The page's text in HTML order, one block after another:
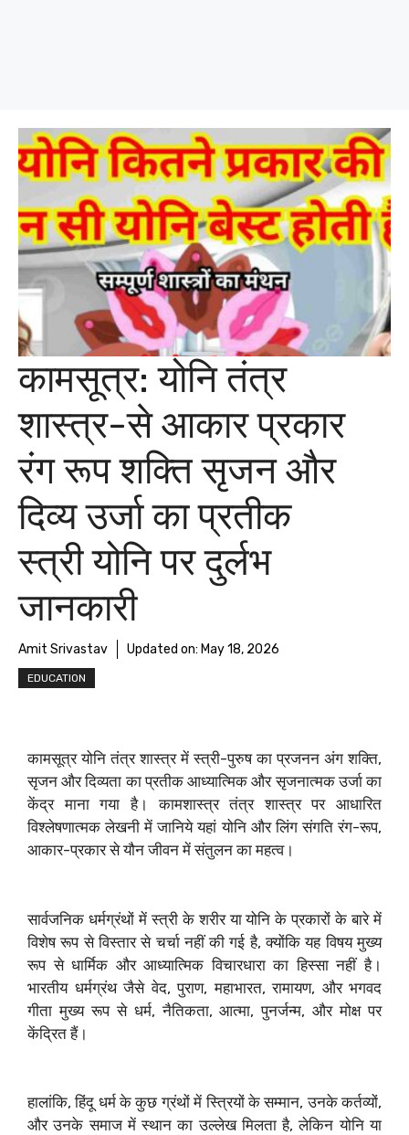
कामसूत्र: योनि तंत्र
शास्त्र-से आकार प्रकार
रंग रूप शक्ति सृजन और
दिव्य उर्जा का प्रतीक
स्त्री योनि पर दुर्लभ
जानकारी
Amit Srivastav Updated on: May 18, 2026
EDUCATION
कामसूत्र योनि तंत्र शास्त्र में स्त्री-पुरुष का प्रजनन अंग शक्ति,
सृजन और दिव्यता का प्रतीक आध्यात्मिक और सृजनात्मक उर्जा का
केंद्र माना गया है। कामशास्त्र तंत्र शास्त्र पर आधारित
विश्लेषणात्मक लेखनी में जानिये यहां योनि और लिंग संगति रंग-रूप,
आकार-प्रकार से यौन जीवन में संतुलन का महत्व।
सार्वजनिक धर्मग्रंथों में स्त्री के शरीर या योनि के प्रकारों के बारे में
विशेष रूप से विस्तार से चर्चा नहीं की गई है, क्योंकि यह विषय मुख्य
रूप से धार्मिक और आध्यात्मिक विचारधारा का हिस्सा नहीं है।
भारतीय धर्मग्रंथ जैसे वेद, पुराण, महाभारत, रामायण, और भगवद
गीता मुख्य रूप से धर्म, नैतिकता, आत्मा, पुनर्जन्म, और मोक्ष पर
केंद्रित हैं।
हालांकि, हिंदू धर्म के कुछ ग्रंथों में स्त्रियों के सम्मान, उनके कर्तव्यों,
और उनके समाज में स्थान का उल्लेख मिलता है, लेकिन योनि या